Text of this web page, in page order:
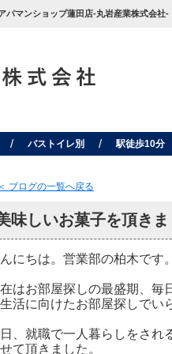
パマンショップ蓮田店-丸岩産業株式会社-
バストイレ別 駅徒歩10分
ブログの一覧へ戻る
味しいお菓子を頂きま
にちは。営業部の柏木です。
はお部屋探しの最盛期、毎
活に向けたお部屋探しでい
、就職で一人暮らしをされ
て頂きました。